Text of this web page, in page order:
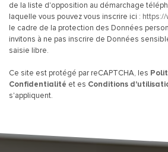
de la liste d'opposition au démarchage
laquelle vous pouvez vous inscrire ici :
le cadre de la protection des Données
invitons à ne pas inscrire de Données
saisie libre.
Ce site est protégé par reCAPTCHA, les
Confidentialité et es Conditions
s'appliquent.